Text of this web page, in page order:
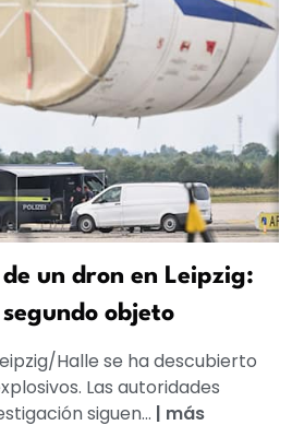
un dron en Leipzig:
objeto
Halle se ha descubierto
Las autoridades
siguen... | más